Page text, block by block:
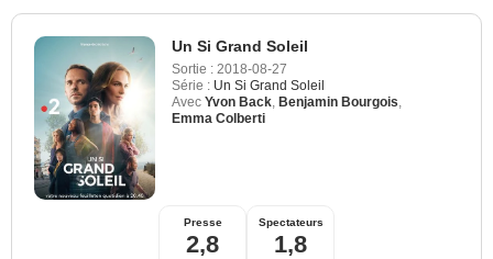
Un Si Grand Soleil
Sortie : 2018-08-27
Série : Un Si Grand Soleil
Avec Yvon Back Benjamin Bourgois
Emma Colberti
Presse
2,8
Spectateurs
1,8